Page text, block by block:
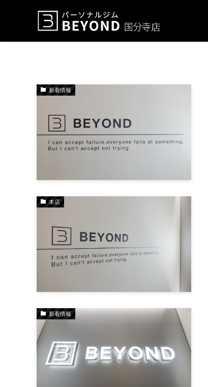
新着情報
本店
新着情報